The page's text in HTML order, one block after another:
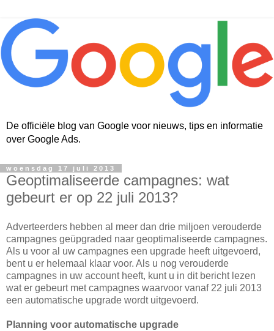
De officiële blog van Google voor nieuws, tips en informatie
over Google Ads.
woensdag 17 juli 2013
Geoptimaliseerde campagnes: wat
gebeurt er op 22 juli 2013?
Adverteerders hebben al meer dan drie miljoen verouderde
campagnes geüpgraded naar geoptimaliseerde campagnes.
Als u voor al uw campagnes een upgrade heeft uitgevoerd,
bent u er helemaal klaar voor. Als u nog verouderde
campagnes in uw account heeft, kunt u in dit bericht lezen
wat er gebeurt met campagnes waarvoor vanaf 22 juli 2013
een automatische upgrade wordt uitgevoerd.
Planning voor automatische upgrade